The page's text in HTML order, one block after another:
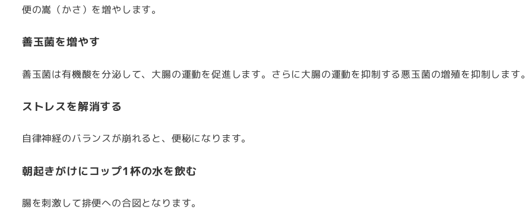
便の嵩（かさ）を増やします。
善玉菌を増やす
善玉菌は有機酸を分泌して、大腸の運動を促進します。さらに大腸の運動を抑制する悪玉菌の増殖を抑制します。
ストレスを解消する
自律神経のバランスが崩れると、便秘になります。
朝起きがけにコップ1杯の水を飲む
腸を刺激して排便への合図となります。